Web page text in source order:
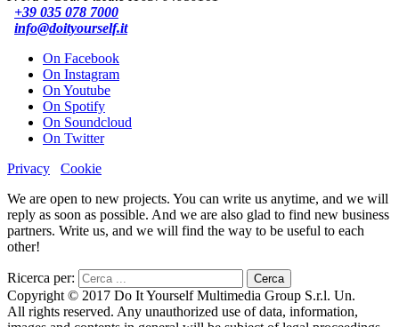
+39 035 078 7000
info@doityourself.it
On Facebook
On Instagram
On Youtube
On Spotify
On Soundcloud
On Twitter
Privacy
Cookie
We are open to new projects. You can write us anytime, and we will
reply as soon as possible. And we are also glad to find new business
partners. Write us, and we will find the way to be useful to each
other!
Ricerca per:
Copyright © 2017 Do It Yourself Multimedia Group S.r.l. Un.
All rights reserved. Any unauthorized use of data, information,